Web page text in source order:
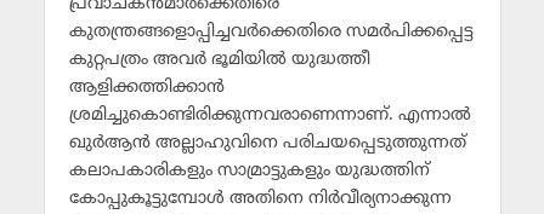
പ്രവാചകന്‍മാര്‍ക്കെതിരെ
കുതന്ത്രങ്ങളൊപ്പിച്ചവര്‍ക്കെതിരെ സമര്‍പിക്കപ്പെട്ട
കുറ്റപത്രം അവര്‍ ഭൂമിയില്‍ യുദ്ധത്തീ
ആളിക്കത്തിക്കാന്‍
ശ്രമിച്ചുകൊണ്ടിരിക്കുന്നവരാണെന്നാണ്. എന്നാല്‍
ഖുര്‍ആന്‍ അല്ലാഹുവിനെ പരിചയപ്പെടുത്തുന്നത്
കലാപകാരികളും സാമ്രാട്ടുകളും യുദ്ധത്തിന്
കോപ്പുകൂട്ടുമ്പോള്‍ അതിനെ നിര്‍വീര്യനാക്കുന്ന